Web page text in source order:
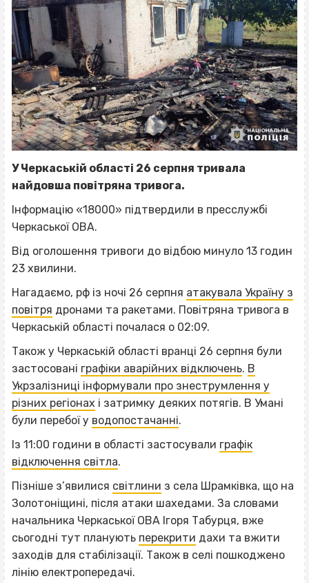
У Черкаській області 26 серпня тривала
найдовша повітряна тривога.
Інформацію «18000» підтвердили в пресслужбі
Черкаської ОВА.
Від оголошення тривоги до відбою минуло 13 годин
23 хвилини.
Нагадаємо, рф із ночі 26 серпня атакувала Україну з
повітря дронами та ракетами. Повітряна тривога в
Черкаській області почалася о 02:09.
Також у Черкаській області вранці 26 серпня були
застосовані графіки аварійних відключень. В
Укрзалізниці інформували про знеструмлення у
різних регіонах і затримку деяких потягів. В Умані
були перебої у водопостачанні.
Із 11:00 години в області застосували графік
відключення світла.
Пізніше з’явилися світлини з села Шрамківка, що на
Золотоніщині, після атаки шахедами. За словами
начальника Черкаської ОВА Ігоря Табурця, вже
сьогодні тут планують перекрити дахи та вжити
заходів для стабілізації. Також в селі пошкоджено
лінію електропередачі.